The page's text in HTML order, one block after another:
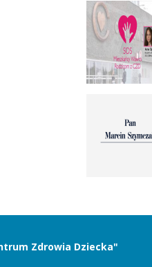
Zdrowia Dziecka"